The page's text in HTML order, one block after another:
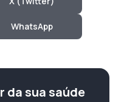
WhatsApp
da sua saúde